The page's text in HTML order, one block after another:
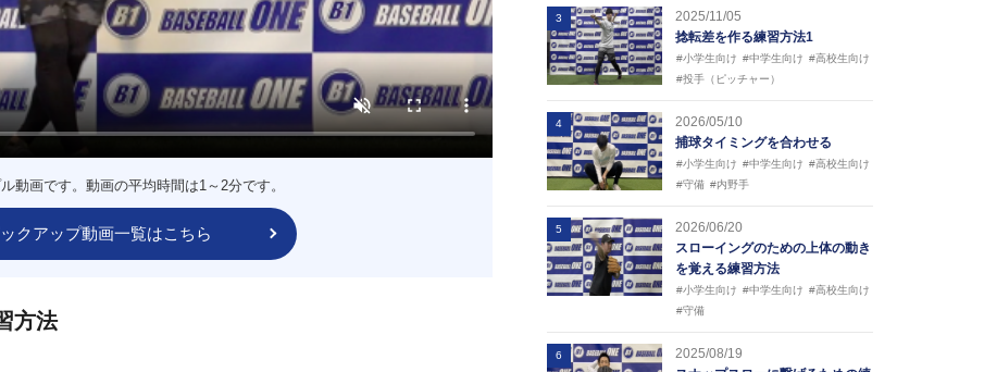
動画です。動画の平均時間は1～2分です。
クアップ動画一覧はこちら
方法
3
2025/11/05
捻転差を作る練習方法1
#小学生向け #中学生向け #高校生向け
#投手（ピッチャー）
4
2026/05/10
捕球タイミングを合わせる
#小学生向け #中学生向け #高校生向け
#守備 #内野手
5
2026/06/20
スローイングのための上体の動き
を覚える練習方法
#小学生向け #中学生向け #高校生向け
#守備
6
2025/08/19